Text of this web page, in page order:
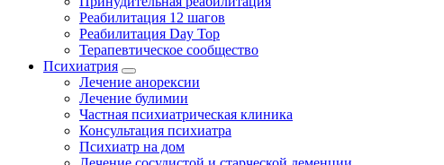
Реабилитация 12 шагов
Реабилитация Day Top
Терапевтическое сообщество
Психиатрия
Лечение анорексии
Лечение булимии
Частная психиатрическая клиника
Консультация психиатра
Психиатр на дом